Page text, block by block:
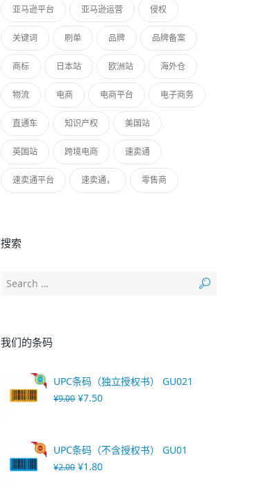
亚马逊平台 亚马逊运营 侵权
关键词 刷单 品牌 品牌备案
商标 日本站 欧洲站 海外仓
物流 电商 电商平台 电子商务
直通车 知识产权 美国站
英国站 跨境电商 速卖通
速卖通平台 速卖通， 零售商
搜索
我们的条码
UPC条码（独立授权书） GU021
¥9.00 ¥7.50
UPC条码（不含授权书） GU01
¥2.00 ¥1.80